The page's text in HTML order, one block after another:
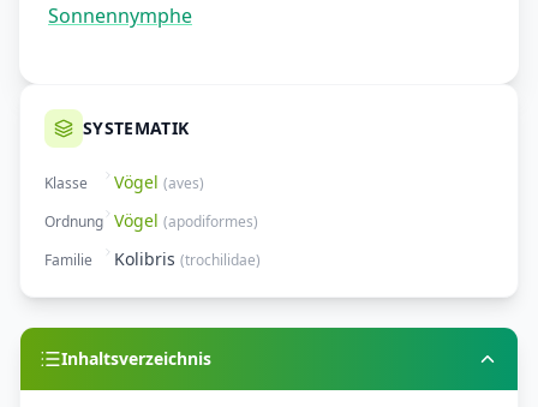
Sonnennymphe
SYSTEMATIK
Klasse Vögel (aves)
Ordnung Vögel (apodiformes)
Familie
Kolibris (trochilidae)
Inhaltsverzeichnis